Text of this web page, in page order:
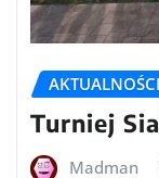
AKTUALNOŚCI
Turniej
Madman